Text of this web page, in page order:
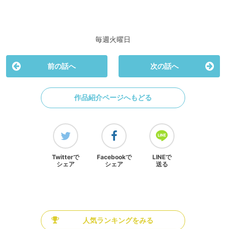
毎週火曜日
前の話へ 次の話へ
作品紹介ページへもどる
Twitterで
シェア
Facebookで
シェア
LINEで
送る
人気ランキングをみる